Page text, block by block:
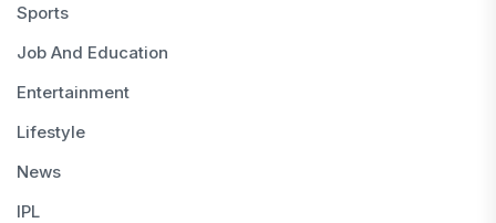
Sports
Job And Education
Entertainment
Lifestyle
News
IPL